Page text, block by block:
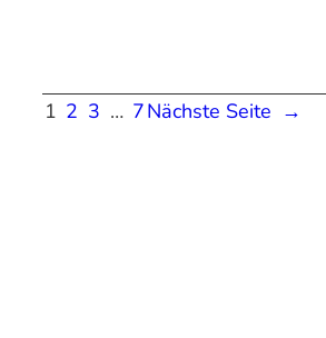
1 2 3 … 7Nächste Seite